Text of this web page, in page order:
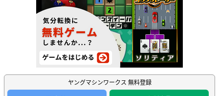
ヤングマシンワークス 無料登録